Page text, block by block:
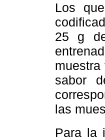
Los
25 g
muestra
sabor
las
Para la